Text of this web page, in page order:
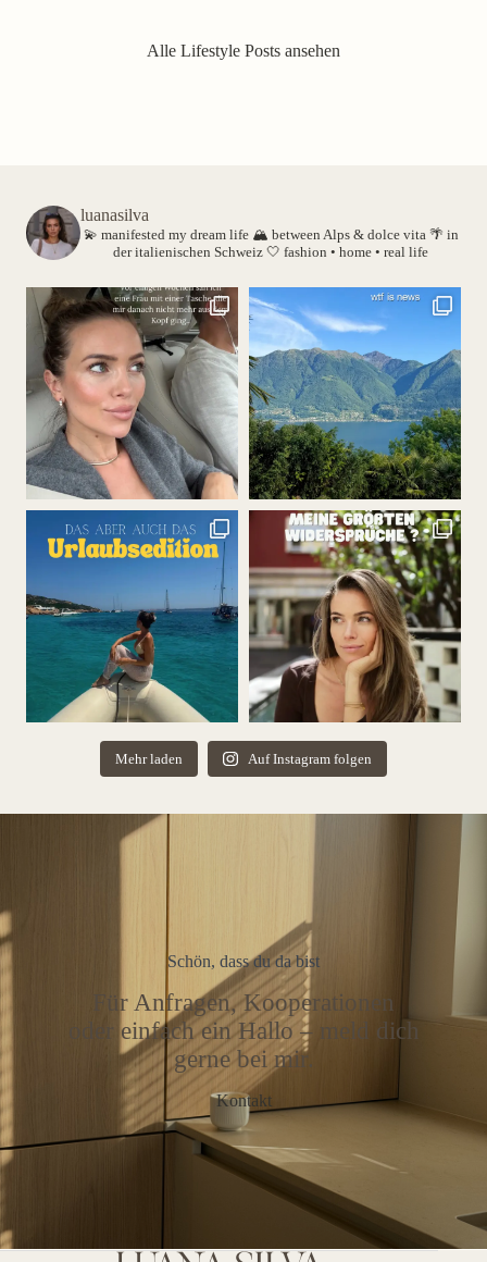
Alle Lifestyle Posts ansehen
luanasilva
💫 manifested my dream life 🏔️ between Alps & dolce vita 🌴 in
der italienischen Schweiz 🤍 fashion • home • real life
Mehr laden Auf Instagram folgen
Schön, dass du da bist
Für Anfragen, Kooperationen
oder einfach ein Hallo – meld dich
gerne bei mir.
Kontakt